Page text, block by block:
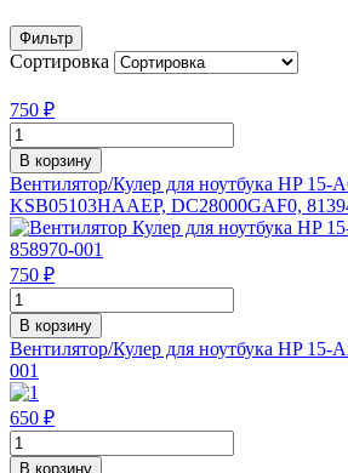
Фильтр
Сортировка
750 ₽
В корзину
Вентилятор/Кулер для ноутбука HP 15-
KSB05103HAAEP, DC28000GAF0,
750 ₽
В корзину
Вентилятор/Кулер для ноутбука HP 15-
001
650 ₽
В корзину